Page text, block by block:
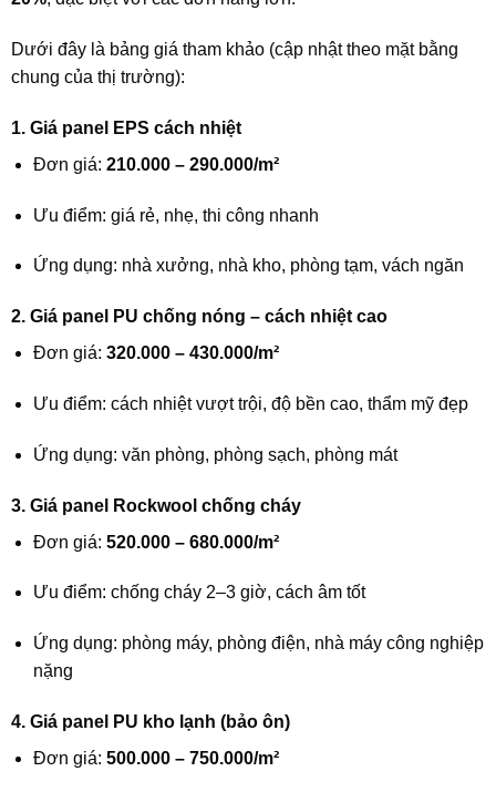
Dưới đây là bảng giá tham khảo (cập nhật theo mặt bằng
chung của thị trường):
1. Giá panel EPS cách nhiệt
Đơn giá:210.000 – 290.000/m²
Ưu điểm: giá rẻ, nhẹ, thi công nhanh
Ứng dụng: nhà xưởng, nhà kho, phòng tạm, vách ngăn
2. Giá panel PU chống nóng – cách nhiệt cao
Đơn giá:320.000 – 430.000/m²
Ưu điểm: cách nhiệt vượt trội, độ bền cao, thẩm mỹ đẹp
Ứng dụng: văn phòng, phòng sạch, phòng mát
3. Giá panel Rockwool chống cháy
Đơn giá:520.000 – 680.000/m²
Ưu điểm: chống cháy 2–3 giờ, cách âm tốt
Ứng dụng: phòng máy, phòng điện, nhà máy công nghiệp
nặng
4. Giá panel PU kho lạnh (bảo ôn)
Đơn giá:500.000 – 750.000/m²